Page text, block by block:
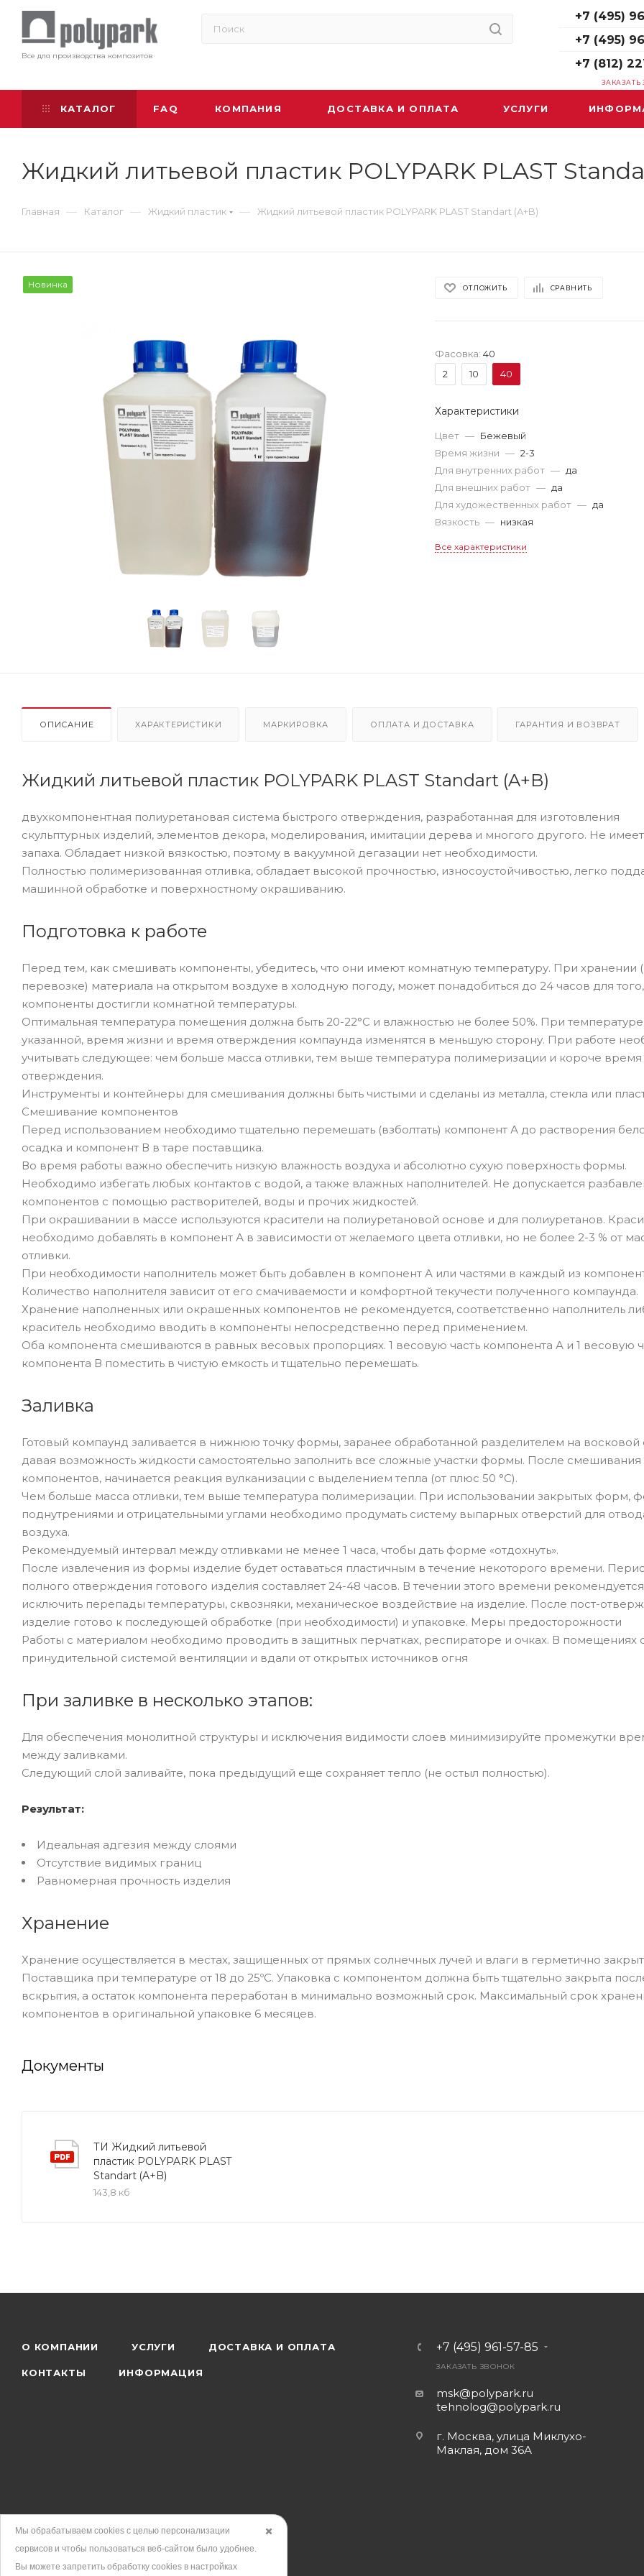
Все для производства композитов
+7 (495)
+7 (495)
+7 (812)
ЗАКАЗАТЬ
КАТАЛОГ FAQ КОМПАНИЯ ДОСТАВКА И ОПЛАТА УСЛУГИ
Жидкий литьевой пластик POLYPARK PLAST
Главная — Каталог — Жидкий пластик — Жидкий литьевой пластик POLYPARK PLAST Standart (A+B)
Новинка ОТЛОЖИТЬ СРАВНИТЬ
Фасовка: 40
2
10 40
Характеристики
Цвет — Бежевый
Время жизни — 2-3
Для внутренних работ — да
Для внешних работ — да
Для художественных работ — да
Вязкость — низкая
Все характеристики
ОПИСАНИЕ ХАРАКТЕРИСТИКИ МАРКИРОВКА ОПЛАТА И ДОСТАВКА ГАРАНТИЯ И ВОЗВРАТ
Жидкий литьевой пластик POLYPARK PLAST Standart (A+B)
двухкомпонентная полиуретановая система быстрого отверждения, разработанная для изготовления
скульптурных изделий, элементов декора, моделирования, имитации дерева и многого другого. Не
запаха. Обладает низкой вязкостью, поэтому в вакуумной дегазации нет необходимости.
Полностью полимеризованная отливка, обладает высокой прочностью, износоустойчивостью, легко
машинной обработке и поверхностному окрашиванию.
Подготовка к работе
Перед тем, как смешивать компоненты, убедитесь, что они имеют комнатную температуру. При хранении
перевозке) материала на открытом воздухе в холодную погоду, может понадобиться до 24 часов для
компоненты достигли комнатной температуры.
Оптимальная температура помещения должна быть 20-22°С и влажностью не более 50%. При
указанной, время жизни и время отверждения компаунда изменятся в меньшую сторону. При работе
учитывать следующее: чем больше масса отливки, тем выше температура полимеризации и короче
отверждения.
Инструменты и контейнеры для смешивания должны быть чистыми и сделаны из металла, стекла или
Смешивание компонентов
Перед использованием необходимо тщательно перемешать (взболтать) компонент А до растворения
осадка и компонент В в таре поставщика.
Во время работы важно обеспечить низкую влажность воздуха и абсолютно сухую поверхность формы.
Необходимо избегать любых контактов с водой, а также влажных наполнителей. Не допускается
компонентов с помощью растворителей, воды и прочих жидкостей.
При окрашивании в массе используются красители на полиуретановой основе и для полиуретанов.
необходимо добавлять в компонент А в зависимости от желаемого цвета отливки, но не более 2-3 % от
отливки.
При необходимости наполнитель может быть добавлен в компонент А или частями в каждый из
Количество наполнителя зависит от его смачиваемости и комфортной текучести полученного компаунда.
Хранение наполненных или окрашенных компонентов не рекомендуется, соответственно наполнитель
краситель необходимо вводить в компоненты непосредственно перед применением.
Оба компонента смешиваются в равных весовых пропорциях. 1 весовую часть компонента А и 1 весовую
компонента В поместить в чистую емкость и тщательно перемешать.
Заливка
Готовый компаунд заливается в нижнюю точку формы, заранее обработанной разделителем на восковой
давая возможность жидкости самостоятельно заполнить все сложные участки формы. После смешивания
компонентов, начинается реакция вулканизации с выделением тепла (от плюс 50 °C).
Чем больше масса отливки, тем выше температура полимеризации. При использовании закрытых форм,
поднутрениями и отрицательными углами необходимо продумать систему выпарных отверстий для
воздуха.
Рекомендуемый интервал между отливками не менее 1 часа, чтобы дать форме «отдохнуть».
После извлечения из формы изделие будет оставаться пластичным в течение некоторого времени.
полного отверждения готового изделия составляет 24-48 часов. В течении этого времени рекомендуется
исключить перепады температуры, сквозняки, механическое воздействие на изделие. После пост-
изделие готово к последующей обработке (при необходимости) и упаковке. Меры предосторожности
Работы с материалом необходимо проводить в защитных перчатках, респираторе и очках. В помещениях
принудительной системой вентиляции и вдали от открытых источников огня
При заливке в несколько этапов:
Для обеспечения монолитной структуры и исключения видимости слоев минимизируйте промежутки
между заливками.
Следующий слой заливайте, пока предыдущий еще сохраняет тепло (не остыл полностью).
Результат:
Идеальная адгезия между слоями
Отсутствие видимых границ
Равномерная прочность изделия
Хранение
Хранение осуществляется в местах, защищенных от прямых солнечных лучей и влаги в герметично
Поставщика при температуре от 18 до 25ºC. Упаковка с компонентом должна быть тщательно закрыта
вскрытия, а остаток компонента переработан в минимально возможный срок. Максимальный срок
компонентов в оригинальной упаковке 6 месяцев.
Документы
ТИ Жидкий литьевой
пластик POLYPARK PLAST
Standart (A+B)
143,8 кб
О КОМПАНИИ УСЛУГИ ДОСТАВКА И ОПЛАТА
КОНТАКТЫ ИНФОРМАЦИЯ
+7 (495) 961-57-85
ЗАКАЗАТЬ ЗВОНОК
msk@polypark.ru
tehnolog@polypark.ru
г. Москва, улица Миклухо-
Маклая, дом 36А
✖️
Мы обрабатываем cookies с целью персонализации
сервисов и чтобы пользоваться веб-сайтом было удобнее.
Вы можете запретить обработку сookies в настройках